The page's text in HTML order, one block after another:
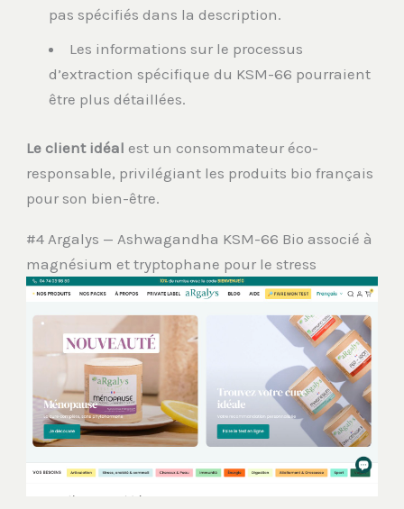
pas spécifiés dans la description.
Les informations sur le processus
d’extraction spécifique du KSM-66 pourraient
être plus détaillées.
Le client idéal est un consommateur éco-
responsable, privilégiant les produits bio français
pour son bien-être.
#4 Argalys — Ashwagandha KSM-66 Bio associé à
magnésium et tryptophane pour le stress